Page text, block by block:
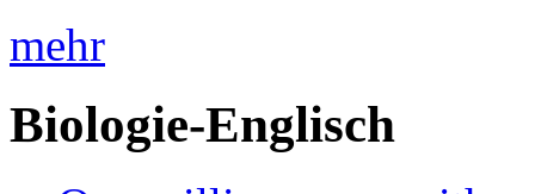
mehr
Biologie-Englisch